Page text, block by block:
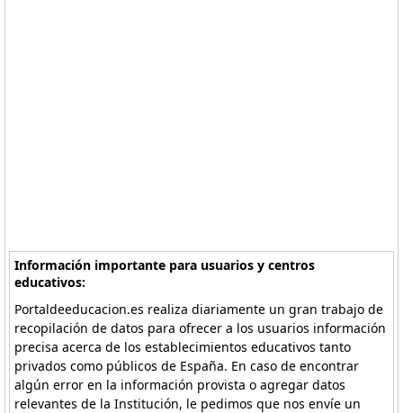
Información importante para usuarios y centros
educativos:
Portaldeeducacion.es realiza diariamente un gran trabajo de
recopilación de datos para ofrecer a los usuarios información
precisa acerca de los establecimientos educativos tanto
privados como públicos de España. En caso de encontrar
algún error en la información provista o agregar datos
relevantes de la Institución, le pedimos que nos envíe un